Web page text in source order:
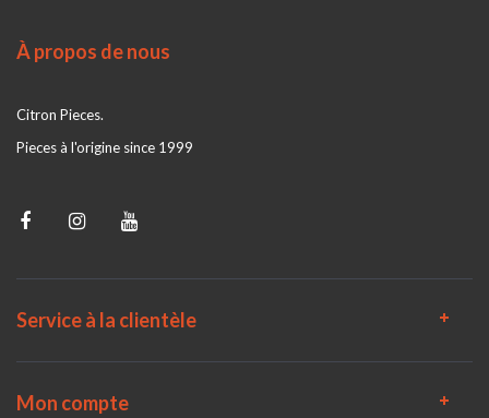
À propos de nous
Citron Pieces.
Pieces à l'origine since 1999
Service à la clientèle
Mon compte